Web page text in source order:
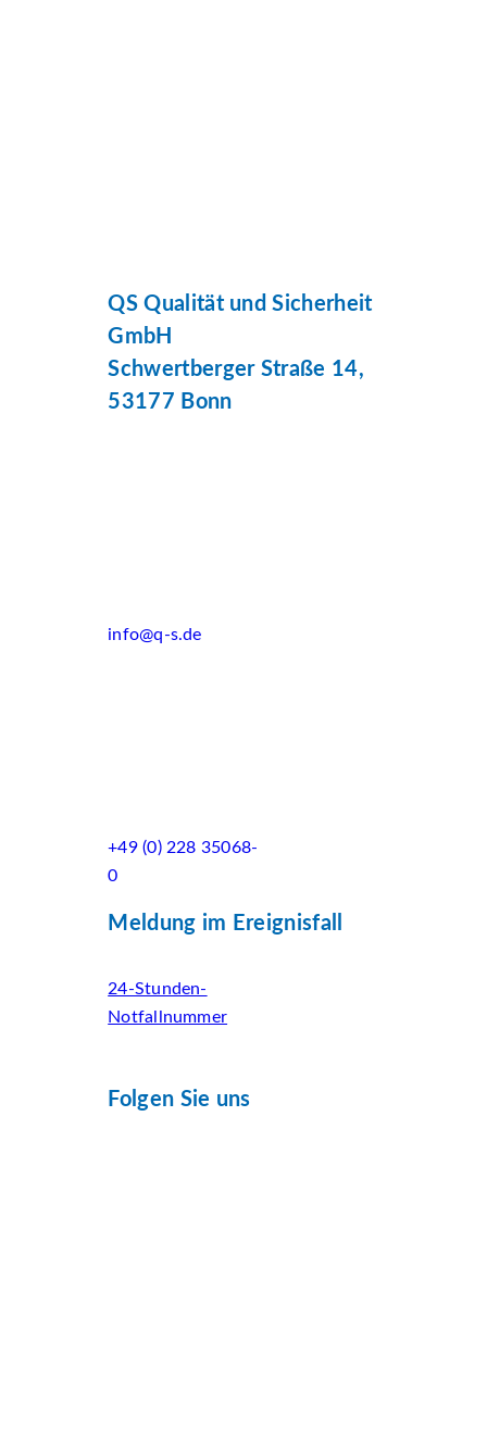
QS Qualität und Sicherheit
GmbH
Schwertberger Straße 14,
53177 Bonn
info@q-s.de
+49 (0) 228 35068-
0
Meldung im Ereignisfall
24-Stunden-
Notfallnummer
Folgen Sie uns